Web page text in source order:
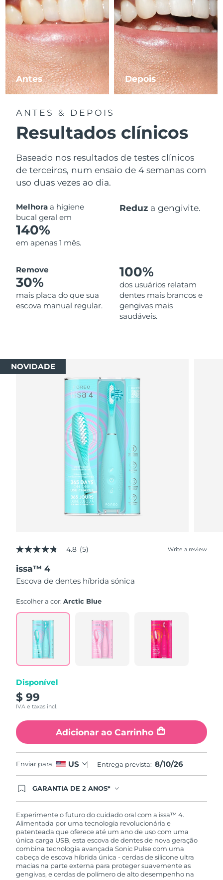
Antes Depois
ANTES & DEPOIS
Resultados clínicos
Baseado nos resultados de testes clínicos
de terceiros, num ensaio de 4 semanas com
uso duas vezes ao dia.
Melhora a higiene
bucal geral em
140%
em apenas 1 mês.
Reduz a gengivite.
Remove
30%
mais placa do que sua
escova manual regular.
100%
dos usuários relatam
dentes mais brancos e
gengivas mais
saudáveis.
NOVIDADE
4.8
of
5
stars,
rating
Read
Reviews.
Same
page
4.8 (5) Write a review
issa™ 4
Escova de dentes híbrida sónica
Escolher a cor:Arctic Blue
Disponível
$ 99
IVA e taxas incl.
Adicionar ao Carrinho
Enviar para: US Entrega prevista: 8/10/26
GARANTIA DE 2 ANOS*
significa que se você tiver qualquer problema até
2 anos após a compra, a FOREO substituirá seu
produto gratuitamente.*exceto pelo Luna FOFO
e Luna Play plus cuja garantia é de 90 dias.
Experimente o futuro do cuidado oral com a issa™ 4.
Alimentada por uma tecnologia revolucionária e
patenteada que oferece até um ano de uso com uma
única carga USB, esta escova de dentes de nova geração
combina tecnologia avançada Sonic Pulse com uma
cabeça de escova híbrida única - cerdas de silicone ultra
macias na parte externa para proteger suavemente as
gengivas, e cerdas de polímero de alto desempenho na